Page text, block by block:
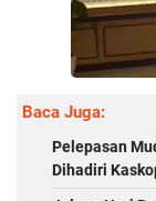
Baca Juga:
Pelepasan
Dihadiri